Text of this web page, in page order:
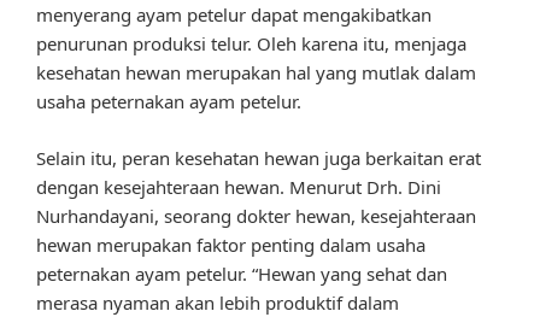
menyerang ayam petelur dapat mengakibatkan
penurunan produksi telur. Oleh karena itu, menjaga
kesehatan hewan merupakan hal yang mutlak dalam
usaha peternakan ayam petelur.
Selain itu, peran kesehatan hewan juga berkaitan erat
dengan kesejahteraan hewan. Menurut Drh. Dini
Nurhandayani, seorang dokter hewan, kesejahteraan
hewan merupakan faktor penting dalam usaha
peternakan ayam petelur. “Hewan yang sehat dan
merasa nyaman akan lebih produktif dalam